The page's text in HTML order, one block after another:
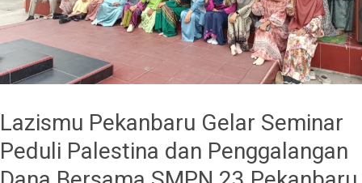
Lazismu Pekanbaru Gelar Seminar
Peduli Palestina dan Penggalangan